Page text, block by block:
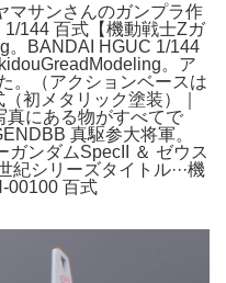
マサンさんのガンプラ作
144 百式【機動戦士Zガ
。BANDAI HGUC 1/144
。ア
。（アクションベースは
初メタリック塗装）｜
真にある物がすべてで
真駆参大将軍。
ガンダムSpecII ＆ ゼウス
紀シリーズタイトル···機
00100 百式